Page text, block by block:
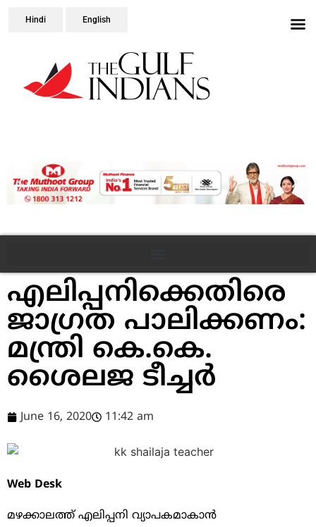
Hindi English
എലിപ്പനിക്കെതിരെ
ജാഗ്രത പാലിക്കണം:
മന്ത്രി കെ.കെ.
ശൈലജ ടീച്ചർ
June 16, 2020 11:42 am
Web Desk
മഴക്കാലത്ത് എലിപ്പനി വ്യാപകമാകാൻ